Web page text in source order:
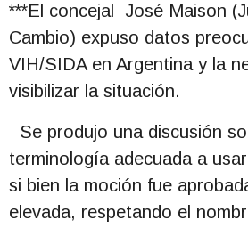
***El concejal José Maison
Cambio) expuso datos
VIH/SIDA en Argentina y la
visibilizar la situación.
Se produjo una discusión
terminología adecuada a
si bien la moción fue
elevada, respetando el